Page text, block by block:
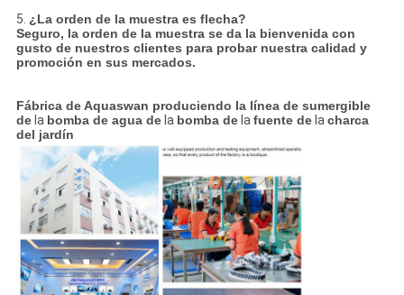
5. ¿La orden de la muestra es flecha?
Seguro, la orden de la muestra se da la bienvenida con
gusto de nuestros clientes para probar nuestra calidad y
promoción en sus mercados.
Fábrica de Aquaswan produciendo la línea de sumergible
dela bomba de agua dela bomba dela fuente dela charca
del jardín